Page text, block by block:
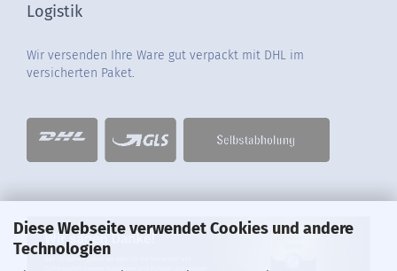
Diese Webseite verwendet Cookies und andere
Technologien
Logistik
Wir versenden Ihre Ware gut verpackt mit DHL im
versicherten Paket.